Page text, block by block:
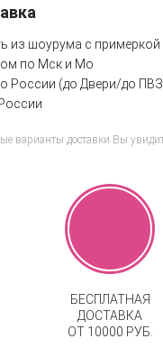
из шоурума с примеркой
по Мск и Мо
России (до Двери/до
варианты доставки Вы
БЕСПЛАТНАЯ
ДОСТАВКА
ОТ 10000 РУБ.